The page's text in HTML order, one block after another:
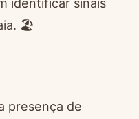
🏖️
presença de